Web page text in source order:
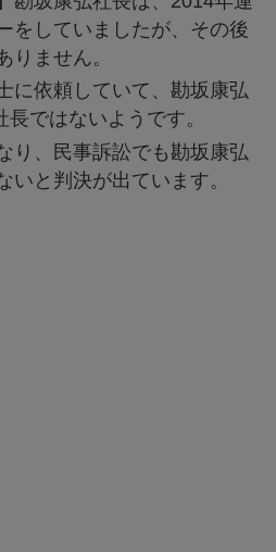
をしていましたが、その後
りません。
に依頼していて、勘坂康弘
ではないようです。
り、民事訴訟でも勘坂康弘
いと判決が出ています。